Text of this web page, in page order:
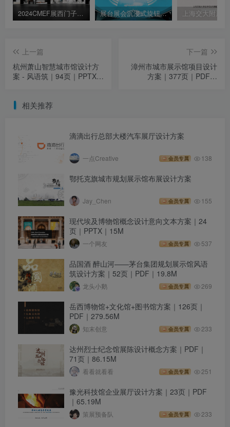
2024CMEF展西门子医疗参展效果图｜11P｜JPEG｜7M 展台展会沉浸式旋钮控制台联动环形屏互动装置
上一篇
杭州萧山智慧城市馆设计方
案 - 风语筑｜94页｜PPTX｜
下一篇
漳州市城市展示馆项目设计
方案｜377页｜PDF｜
相关推荐
滴滴出行总部大楼汽车展厅设计方案
一点Creative 会员专属 138
鄂托克旗城市规划展示馆布展设计方案
Jay_Chen 会员专属 155
现代埃及博物馆概念设计意向文本方案｜24
页｜PPTX｜15M
一个网友 会员专属 537
品国酒 醉山河——茅台集团规划展示馆风语
筑设计方案｜52页｜PDF｜19.8M
龙头小鹅 会员专属 269
岳西博物馆+文化馆+图书馆方案｜126页｜
PDF｜279.56M
知末创意 会员专属 233
达州烈士纪念馆展陈设计概念方案｜PDF｜
71页｜86.15M
看看就看看 会员专属 251
豫光科技馆企业展厅设计方案｜23页｜PDF
｜65.19M
策展预备队 会员专属 233